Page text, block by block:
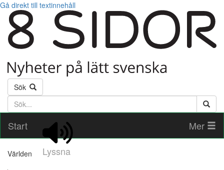
Gå direkt till textinnehåll
Sök
Söktext
Start
Lyssna
Mer
Världen